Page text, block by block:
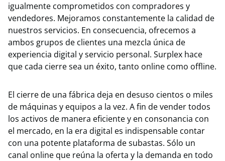
igualmente comprometidos con compradores y
vendedores. Mejoramos constantemente la calidad de
nuestros servicios. En consecuencia, ofrecemos a
ambos grupos de clientes una mezcla única de
experiencia digital y servicio personal. Surplex hace
que cada cierre sea un éxito, tanto online como offline.
El cierre de una fábrica deja en desuso cientos o miles
de máquinas y equipos a la vez. A fin de vender todos
los activos de manera eficiente y en consonancia con
el mercado, en la era digital es indispensable contar
con una potente plataforma de subastas. Sólo un
canal online que reúna la oferta y la demanda en todo